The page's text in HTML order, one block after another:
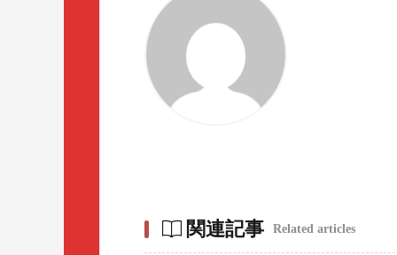
関連記事 Related articles